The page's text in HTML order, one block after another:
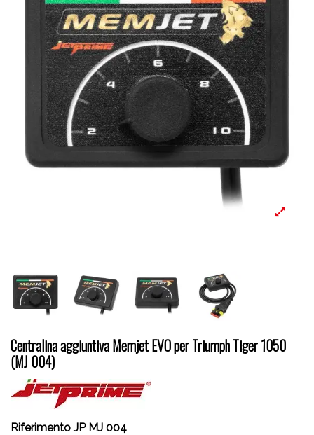
Centralina aggiuntiva Memjet EVO per Triumph Tiger 1050
(MJ 004)
Riferimento JP MJ 004